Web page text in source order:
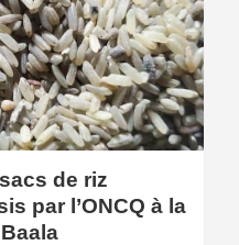
de riz
par l’ONCQ à la